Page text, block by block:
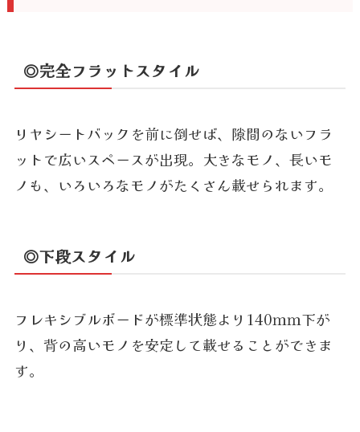
◎完全フラットスタイル
リヤシートバックを前に倒せば、隙間のないフラ
ットで広いスペースが出現。大きなモノ、長いモ
ノも、いろいろなモノがたくさん載せられます。
◎下段スタイル
フレキシブルボードが標準状態より140ｍｍ下が
り、背の高いモノを安定して載せることができま
す。